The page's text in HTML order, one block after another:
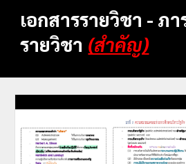
เอกสารรายวิชา - ภา
รายวิชา (สำคัญ)